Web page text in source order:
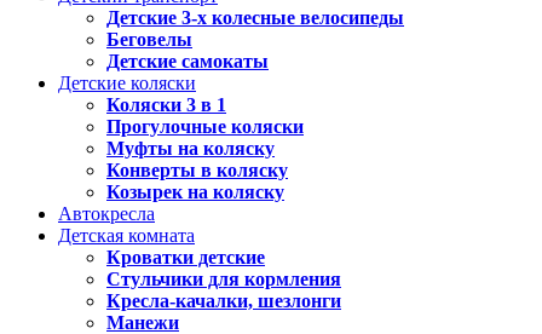
Детские 3-х колесные велосипеды
Беговелы
Детские самокаты
Детские коляски
Коляски 3 в 1
Прогулочные коляски
Муфты на коляску
Конверты в коляску
Козырек на коляску
Автокресла
Детская комната
Кроватки детские
Стульчики для кормления
Кресла-качалки, шезлонги
Манежи